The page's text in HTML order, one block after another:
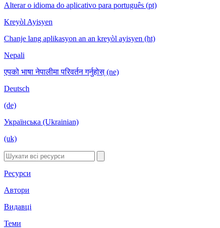
Alterar o idioma do aplicativo para português (pt)
Kreyòl Ayisyen
Chanje lang aplikasyon an an kreyòl ayisyen (ht)
Nepali
एपको भाषा नेपालीमा परिवर्तन गर्नुहोस् (ne)
Deutsch
(de)
Українська (Ukrainian)
(uk)
Ресурси
Автори
Видавці
Теми